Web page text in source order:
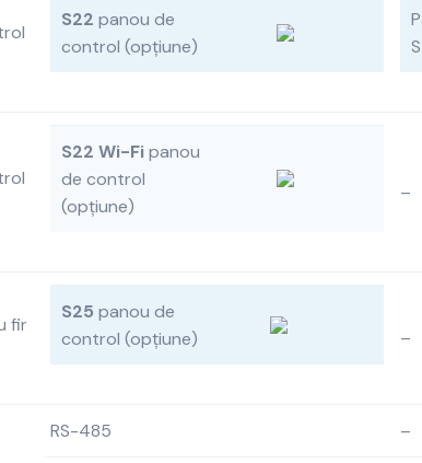
S22 panou de
control (opțiune)
S22 Wi-Fipanou
de control
(opțiune)
–
fir
S25 panou de
control (opțiune)
–
RS-485 –